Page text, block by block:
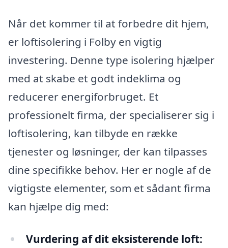
Når det kommer til at forbedre dit hjem,
er loftisolering i Folby en vigtig
investering. Denne type isolering hjælper
med at skabe et godt indeklima og
reducerer energiforbruget. Et
professionelt firma, der specialiserer sig i
loftisolering, kan tilbyde en række
tjenester og løsninger, der kan tilpasses
dine specifikke behov. Her er nogle af de
vigtigste elementer, som et sådant firma
kan hjælpe dig med:
Vurdering af dit eksisterende loft: